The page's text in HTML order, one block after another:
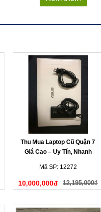
Thu Mua Laptop Cũ Quận 7
Giá Cao – Uy Tín, Nhanh
Mã SP: 12272
10,000,000đ 12,195,000₫